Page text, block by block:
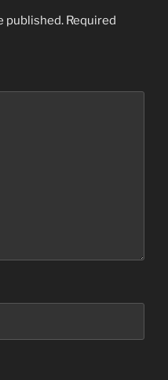
published. Required